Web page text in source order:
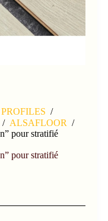
/
/ ALSAFLOOR /
pour stratifié
pour stratifié